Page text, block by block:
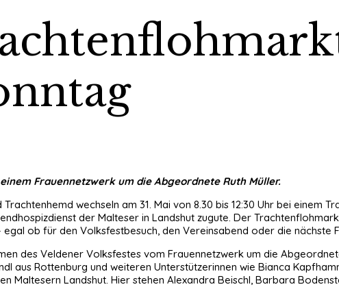
Frauennetzwerk um die Abgeordnete Ruth Müller.
wechseln am 31. Mai von 8.30 bis 12:30 Uhr bei
der Malteser in Landshut zugute. Der
ob für den Volksfestbesuch, den Vereinsabend oder die nächste
des Veldener Volksfestes vom Frauennetzwerk um die
aus Rottenburg und weiteren Unterstützerinnen wie Bianca
Maltesern Landshut. Hier stehen Alexandra Beischl, Barbara